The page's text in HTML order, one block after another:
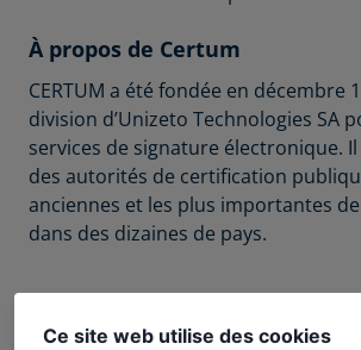
À propos de Certum
CERTUM a été fondée en décembre
division d’Unizeto Technologies SA
services de signature électronique. Il
des autorités de certification
anciennes et les plus importantes
dans des dizaines de pays.
Ce site web utilise des cookies